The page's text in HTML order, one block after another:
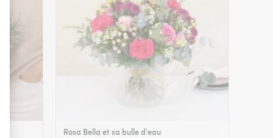
Rosa Bella et sa bulle d'eau